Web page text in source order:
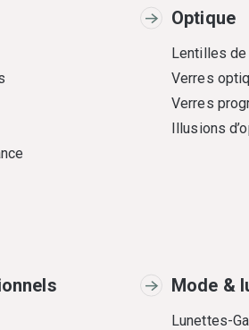
Optique
Lentilles
Verres
Verres
Illusions
Mode &
Lunettes-